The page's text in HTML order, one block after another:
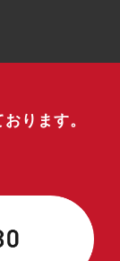
ります。